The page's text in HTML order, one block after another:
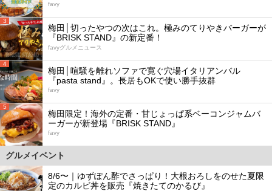
favy
3
梅田│切ったやつの次はこれ。極みのてりやきバーガーが
『BRISK STAND』の新定番！
favyグルメニュース
4
梅田│喧騒を離れソファで寛ぐ穴場イタリアンバル
『pasta stand』。長居もOKで使い勝手抜群
favy
5
梅田限定！海外の定番・甘じょっぱ系ベーコンジャムバ
ーガーが新登場『BRISK STAND』
favy
グルメイベント
8/6〜｜ゆずぽん酢でさっぱり！大根おろしをのせた夏限
定のカルビ丼を販売『焼きたてのかるび』